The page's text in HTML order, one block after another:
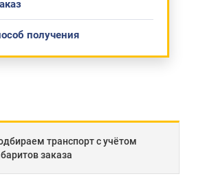
получения
транспорт с учётом
заказа